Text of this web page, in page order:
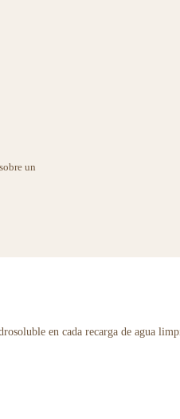
un
en cada recarga de agua